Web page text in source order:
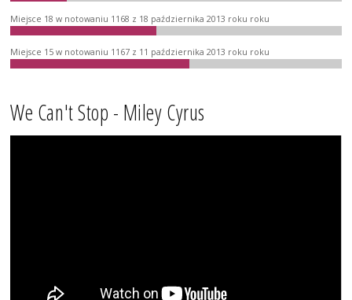
Miejsce 18 w notowaniu 1168 z 18 października 2013 roku roku
Miejsce 15 w notowaniu 1167 z 11 października 2013 roku roku
We Can't Stop - Miley Cyrus